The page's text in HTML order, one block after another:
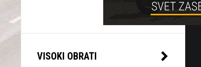
VISOKI OBRATI